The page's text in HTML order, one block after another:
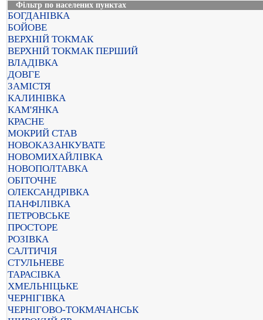
Фільтр по населених пунктах
БОГДАНІВКА
БОЙОВЕ
ВЕРХНІЙ ТОКМАК
ВЕРХНІЙ ТОКМАК ПЕРШИЙ
ВЛАДІВКА
ДОВГЕ
ЗАМІСТЯ
КАЛИНІВКА
КАМ'ЯНКА
КРАСНЕ
МОКРИЙ СТАВ
НОВОКАЗАНКУВАТЕ
НОВОМИХАЙЛІВКА
НОВОПОЛТАВКА
ОБІТОЧНЕ
ОЛЕКСАНДРІВКА
ПАНФІЛІВКА
ПЕТРОВСЬКЕ
ПРОСТОРЕ
РОЗІВКА
САЛТИЧІЯ
СТУЛЬНЕВЕ
ТАРАСІВКА
ХМЕЛЬНІЦЬКЕ
ЧЕРНІГІВКА
ЧЕРНІГОВО-ТОКМАЧАНСЬК